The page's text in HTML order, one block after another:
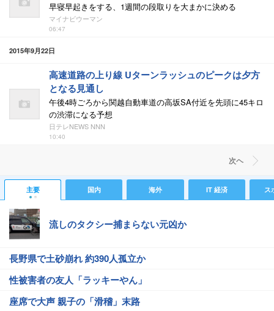
早寝早起きをする、1週間の段取りを大まかに決める
マイナビウーマン
06:47
2015年9月22日
高速道路の上り線 Uターンラッシュのピークは夕方
となる見通し
午後4時ごろから関越自動車道の高坂SA付近を先頭に45キロ
の渋滞になる予想
日テレNEWS NNN
10:40
次ヘ
主要 国内 海外 IT 経済 ス
流しのタクシー捕まらない元凶か
長野県で土砂崩れ 約390人孤立か
性被害者の友人「ラッキーやん」
座席で大声 親子の「滑稽」末路